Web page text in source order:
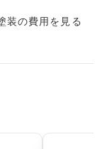
装の費用を見る